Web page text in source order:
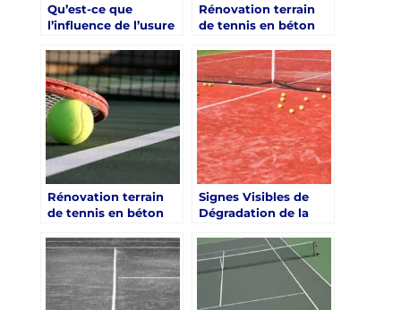
Qu’est-ce que
l’influence de l’usure
rénover un terrain de
tennis en béton
poreux à Paris ?
Rénovation terrain
de tennis en béton
Quelles sont les
étapes post-
rénovation ?
Rénovation terrain
de tennis en béton
Comment choisir les
matériaux adaptés
Signes Visibles de
Dégradation de la